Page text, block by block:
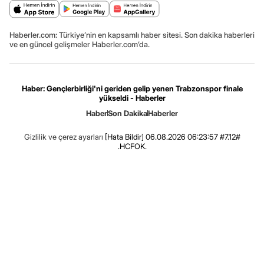
Haberler.com: Türkiye’nin en kapsamlı haber sitesi. Son dakika haberleri
ve en güncel gelişmeler Haberler.com’da.
Haber: Gençlerbirliği'ni geriden gelip yenen Trabzonspor finale
yükseldi - Haberler
HaberSon DakikaHaberler
Gizlilik ve çerez ayarları [Hata Bildir] 06.08.2026 06:23:57 #7.12#
.HCFOK.